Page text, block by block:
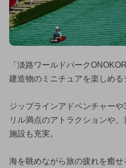
「淡路ワールドパーク
建造物のミニチュアを楽しめる
ジップラインアドベンチャー
リル満点のアトラクションや
施設も充実。
海を眺めながら旅の疲れを癒